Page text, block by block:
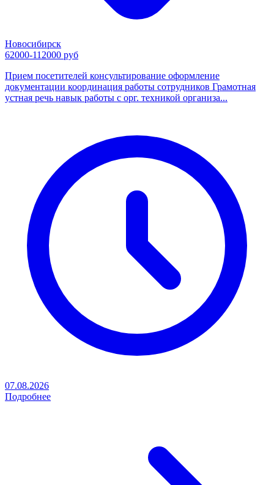
Новосибирск
62000-112000 руб
Прием посетителей консультирование оформление
документации координация работы сотрудников Грамотная
устная речь навык работы с орг. техникой организа...
07.08.2026
Подробнее